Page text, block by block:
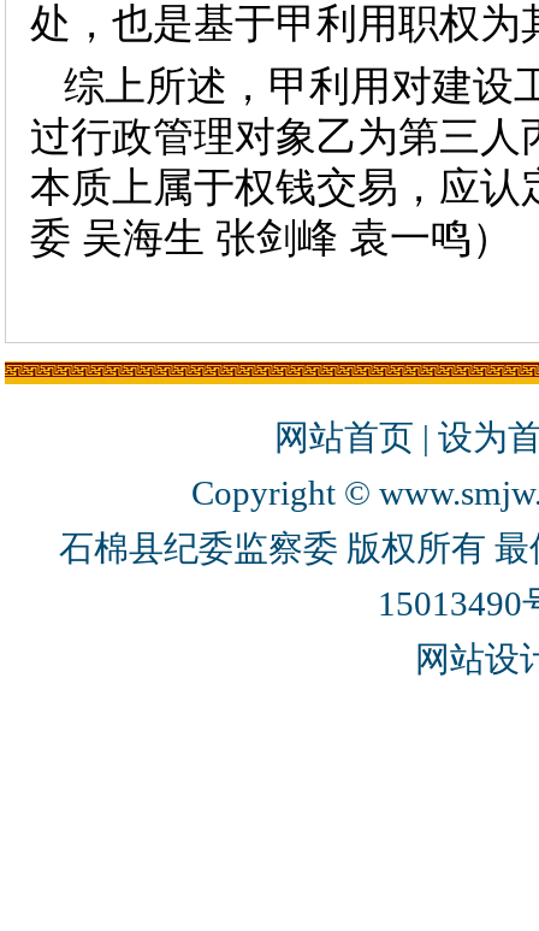
处，也是基于甲利用职权为
综上所述，甲利用对建设
过行政管理对象乙为第三
本质上属于权钱交易，应
委 吴海生 张剑峰 袁一鸣）
网站首页 | 设为
Copyright ©
石棉县纪委监察委 版权所有
15013490
网站设